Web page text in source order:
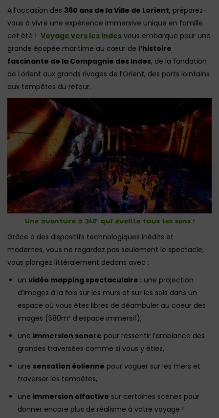
A l’occasion des 360 ans de la Ville de Lorient, préparez-
vous à vivre une expérience immersive unique en famille
cet été ! Voyage vers les Indes vous embarque pour une
grande épopée maritime au cœur de l’histoire
fascinante de la Compagnie des Indes, de la fondation
de Lorient aux grands rivages de l’Orient, des ports lointains
aux tempêtes du retour.
Une aventure à 360° qui éveille tous les sens !
Grâce à des dispositifs technologiques inédits et
modernes, vous ne regardez pas seulement le spectacle,
vous plongez littéralement dedans avec :
un vidéo mapping spectaculaire : une projection
d’images à la fois sur les murs et sur les sols dans un
espace où vous êtes libres de déambuler au coeur des
images (580m² d’espace immersif),
une immersion sonore pour ressentir l’ambiance des
grandes traversées comme si vous y étiez,
une sensation éolienne pour voguer sur les mers et
traverser les tempêtes,
une immersion olfactive sur certaines scènes pour
donner encore plus de réalisme à votre voyage !